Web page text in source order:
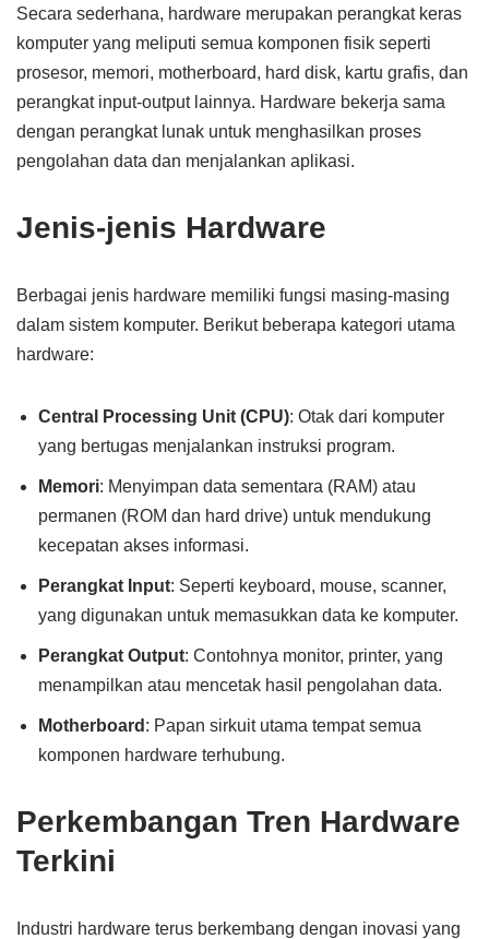
Secara sederhana, hardware merupakan perangkat keras
komputer yang meliputi semua komponen fisik seperti
prosesor, memori, motherboard, hard disk, kartu grafis, dan
perangkat input-output lainnya. Hardware bekerja sama
dengan perangkat lunak untuk menghasilkan proses
pengolahan data dan menjalankan aplikasi.
Jenis-jenis Hardware
Berbagai jenis hardware memiliki fungsi masing-masing
dalam sistem komputer. Berikut beberapa kategori utama
hardware:
Central Processing Unit (CPU): Otak dari komputer
yang bertugas menjalankan instruksi program.
Memori: Menyimpan data sementara (RAM) atau
permanen (ROM dan hard drive) untuk mendukung
kecepatan akses informasi.
Perangkat Input: Seperti keyboard, mouse, scanner,
yang digunakan untuk memasukkan data ke komputer.
Perangkat Output: Contohnya monitor, printer, yang
menampilkan atau mencetak hasil pengolahan data.
Motherboard : Papan sirkuit utama tempat semua
komponen hardware terhubung.
Perkembangan Tren Hardware
Terkini
Industri hardware terus berkembang dengan inovasi yang